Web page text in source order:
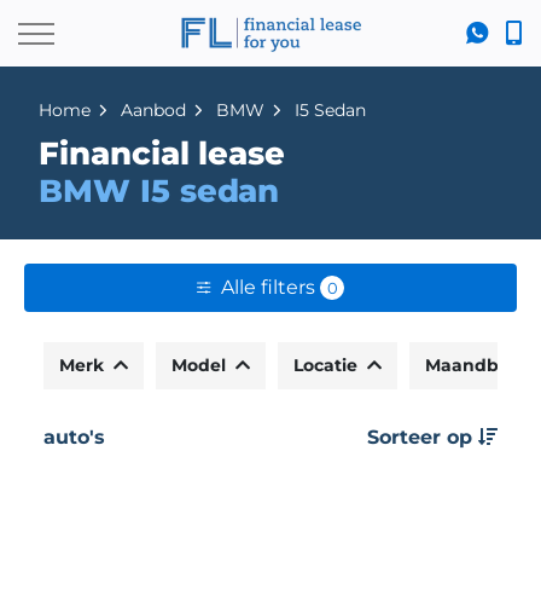
Home Aanbod BMW I5 Sedan
Financial lease
BMW I5 sedan
Alle filters 0
Merk Model Locatie
auto's Sorteer op